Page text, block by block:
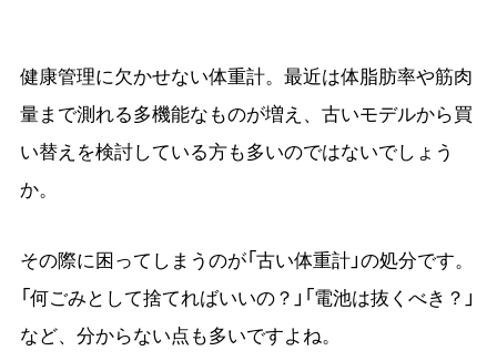
健康管理に欠かせない体重計。最近は体脂肪率や筋肉
量まで測れる多機能なものが増え、古いモデルから買
い替えを検討している方も多いのではないでしょう
か。
その際に困ってしまうのが「古い体重計」の処分です。
「何ごみとして捨てればいいの？」「電池は抜くべき？」
など、分からない点も多いですよね。